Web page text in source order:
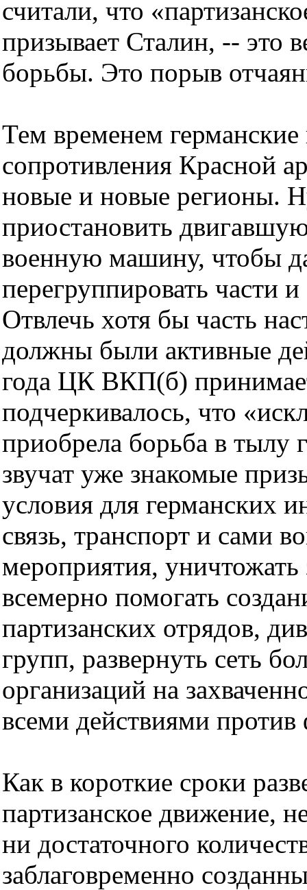
считали, что
призывает Сталин, -- это
борьбы. Это порыв
Тем временем германские
сопротивления Красной
новые и новые регионы.
приостановить
военную машину, чтобы
перегруппировать части
Отвлечь хотя бы часть
должны были активные
года ЦК ВКП(б)
подчеркивалось, что
приобрела борьба в тылу
звучат уже знакомые
условия для германских
связь, транспорт и сами
мероприятия, уничтожать
всемерно помогать
партизанских отрядов,
групп, развернуть сеть
организаций на
всеми действиями
Как в короткие сроки
партизанское движение,
ни достаточного
заблаговременно